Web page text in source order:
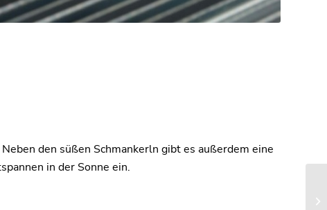
den süßen Schmankerln gibt es außerdem eine
in der Sonne ein.